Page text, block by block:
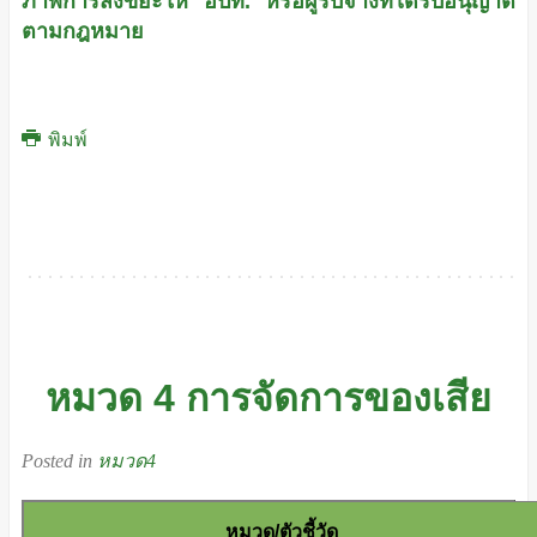
ตามกฎหมาย
พิมพ์
หมวด 4 การจัดการของเสีย
Posted in หมวด4
หมวด/ตัวชี้วัด